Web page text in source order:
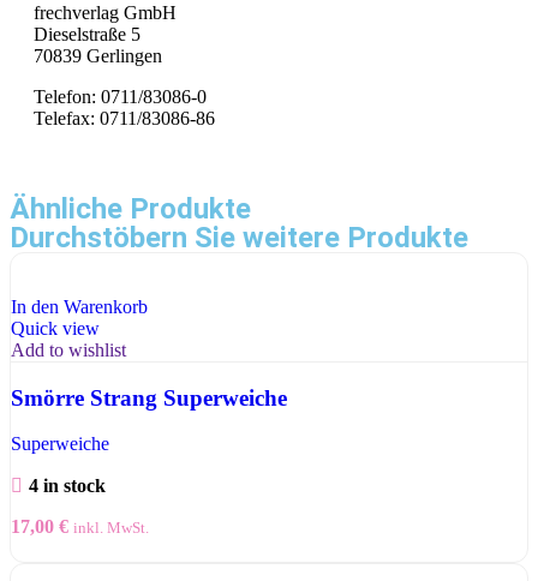
frechverlag GmbH
Dieselstraße 5
70839 Gerlingen
Telefon: 0711/83086-0
Telefax: 0711/83086-86
Ähnliche Produkte
Durchstöbern Sie weitere Produkte
In den Warenkorb
Quick view
Add to wishlist
Smörre Strang Superweiche
Superweiche
4 in stock
17,00 € inkl. MwSt.